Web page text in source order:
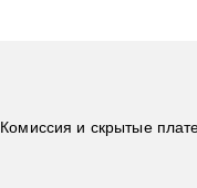
Комиссия и скрытые